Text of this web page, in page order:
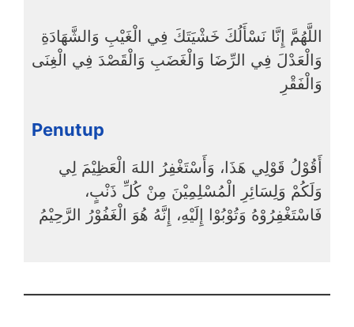
اللَّهُمَّ إِنَّا نَسْأَلُكَ خَشْيَتَكَ فِي الْغَيْبِ وَالشَّهَادَةِ
وَالْعَدْلَ فِي الرِّضَا وَالْغَضَبِ وَالْقَصْدَ فِي الْغِنَى
وَالْفَقْرِ
Penutup
أَقُوْلُ قَوْلِي هَذَا، وَأَسْتَغْفِرُ اللهَ الْعَظِيْمَ لِي
وَلَكُمْ وَلِسَائِرِ الْمُسْلِمِيْنَ مِنْ كُلِّ ذَنْبٍ،
فَاسْتَغْفِرُوْهُ وَتُوْبُوْا إِلَيْهِ، إِنَّهُ هُوَ الْغَفُوْرُ الرَّحِيْمُ